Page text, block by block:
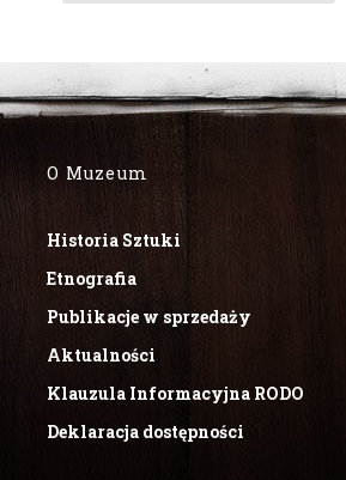
O Muzeum
Historia Sztuki
Etnografia
Publikacje w sprzedaży
Aktualności
Klauzula Informacyjna RODO
Deklaracja dostępności